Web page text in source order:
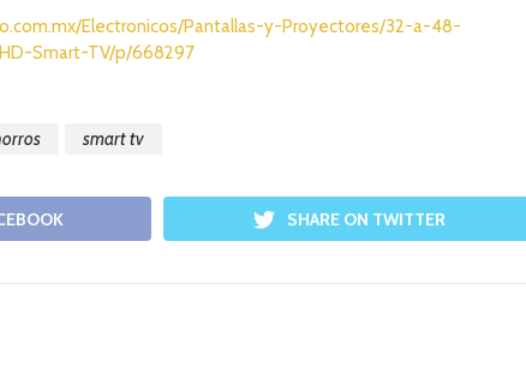
Electronicos/Pantallas-y-Proyectores/32-a-48-
Smart-TV/p/668297
smart tv
SHARE ON TWITTER